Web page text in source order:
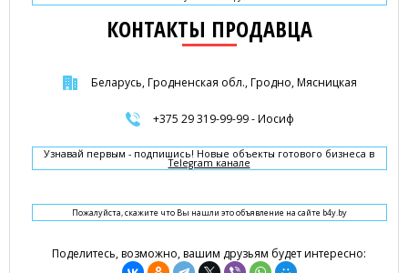
КОНТАКТЫ ПРОДАВЦА
Беларусь, Гродненская обл., Гродно, Мясницкая
+375 29 319-99-99 - Иосиф
Узнавай первым - подпишись! Новые объекты готового бизнеса в
Telegram канале
Пожалуйста, скажите что Вы нашли это объявление на сайте b4y.by
Поделитесь, возможно, вашим друзьям будет интересно: